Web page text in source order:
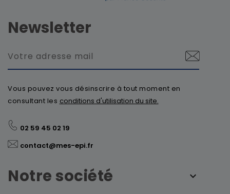
Newsletter
Vous pouvez vous désinscrire à tout moment en
consultant les conditions d'utilisation du site.
02 59 45 02 19
contact@mes-epi.fr
Notre société